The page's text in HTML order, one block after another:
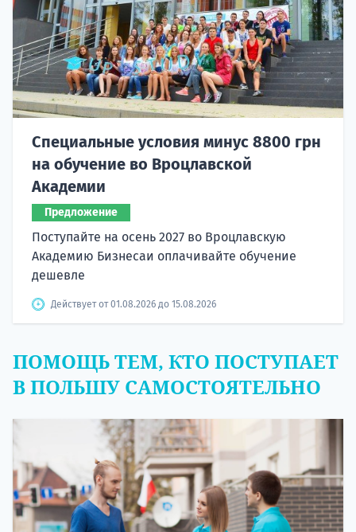
Специальные условия минус 8800 грн
на обучение во Вроцлавской
Академии
Предложение
Поступайте на осень 2027 во Вроцлавскую
Академию Бизнесаи оплачивайте обучение
дешевле
Действует от 01.08.2026 до 15.08.2026
ПОМОЩЬ ТЕМ, КТО ПОСТУПАЕТ
В ПОЛЬШУ САМОСТОЯТЕЛЬНО